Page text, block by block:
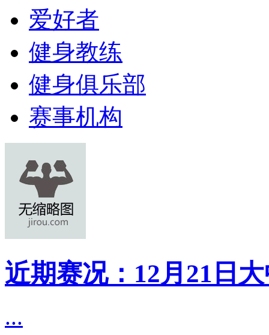
爱好者
健身教练
健身俱乐部
赛事机构
近期赛况：12月21日
...